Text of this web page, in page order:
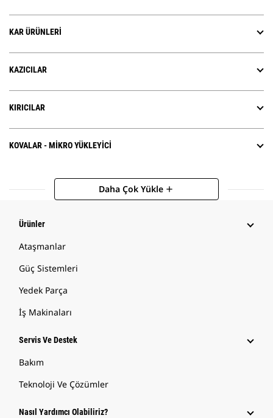
KAR ÜRÜNLERI
KAZICILAR
KIRICILAR
KOVALAR - MIKRO YÜKLEYICI
Daha Çok Yükle add
Ürünler
Ataşmanlar
Güç Sistemleri
Yedek Parça
İş Makinaları
Servis Ve Destek
Bakım
Teknoloji Ve Çözümler
Nasıl Yardımcı Olabiliriz?